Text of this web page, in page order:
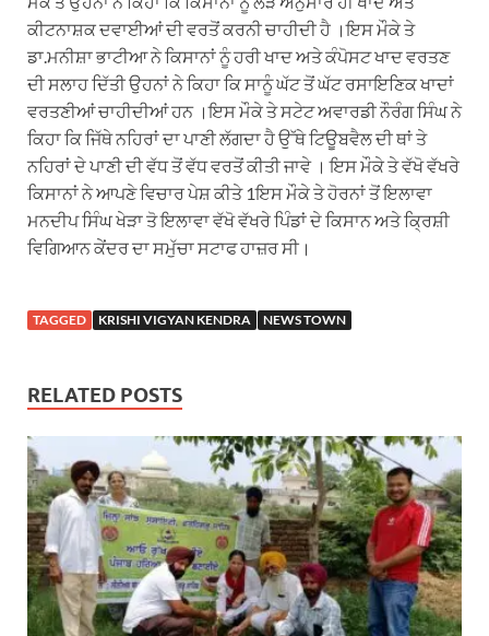
ਕੀਟਨਾਸ਼ਕ ਦਵਾਈਆਂ ਦੀ ਵਰਤੋਂ ਕਰਨੀ ਚਾਹੀਦੀ ਹੈ ।ਇਸ ਮੌਕੇ ਤੇ
ਡਾ.ਮਨੀਸ਼ਾ ਭਾਟੀਆ ਨੇ ਕਿਸਾਨਾਂ ਨੂੰ ਹਰੀ ਖਾਦ ਅਤੇ ਕੰਪੋਸਟ ਖਾਦ ਵਰਤਣ
ਦੀ ਸਲਾਹ ਦਿੱਤੀ ਉਹਨਾਂ ਨੇ ਕਿਹਾ ਕਿ ਸਾਨੂੰ ਘੱਟ ਤੋਂ ਘੱਟ ਰਸਾਇਣਿਕ ਖਾਦਾਂ
ਵਰਤਣੀਆਂ ਚਾਹੀਦੀਆਂ ਹਨ ।ਇਸ ਮੌਕੇ ਤੇ ਸਟੇਟ ਅਵਾਰਡੀ ਨੌਰੰਗ ਸਿੰਘ ਨੇ
ਕਿਹਾ ਕਿ ਜਿੱਥੇ ਨਹਿਰਾਂ ਦਾ ਪਾਣੀ ਲੱਗਦਾ ਹੈ ਉੱਥੇ ਟਿਊਬਵੈਲ ਦੀ ਥਾਂ ਤੇ
ਨਹਿਰਾਂ ਦੇ ਪਾਣੀ ਦੀ ਵੱਧ ਤੋਂ ਵੱਧ ਵਰਤੋਂ ਕੀਤੀ ਜਾਵੇ । ਇਸ ਮੌਕੇ ਤੇ ਵੱਖੋ ਵੱਖਰੇ
ਕਿਸਾਨਾਂ ਨੇ ਆਪਣੇ ਵਿਚਾਰ ਪੇਸ਼ ਕੀਤੇ 1ਇਸ ਮੌਕੇ ਤੇ ਹੋਰਨਾਂ ਤੋਂ ਇਲਾਵਾ
ਮਨਦੀਪ ਸਿੰਘ ਖੇੜਾ ਤੋ ਇਲਾਵਾ ਵੱਖੋ ਵੱਖਰੇ ਪਿੰਡਾਂ ਦੇ ਕਿਸਾਨ ਅਤੇ ਕ੍ਰਿਸ਼ੀ
ਵਿਗਿਆਨ ਕੇਂਦਰ ਦਾ ਸਮੁੱਚਾ ਸਟਾਫ ਹਾਜ਼ਰ ਸੀ।
TAGGED KRISHI VIGYAN KENDRA NEWS TOWN
RELATED POSTS